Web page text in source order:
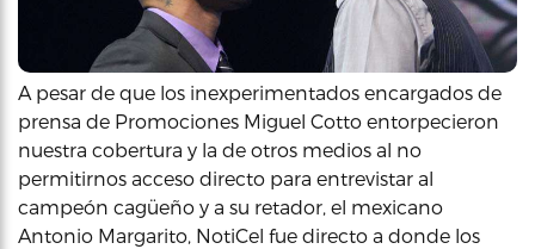
A pesar de que los inexperimentados encargados de
prensa de Promociones Miguel Cotto entorpecieron
nuestra cobertura y la de otros medios al no
permitirnos acceso directo para entrevistar al
campeón cagüeño y a su retador, el mexicano
Antonio Margarito, NotiCel fue directo a donde los